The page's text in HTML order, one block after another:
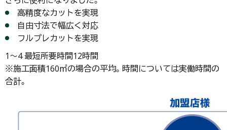
高精度なカットを実現
自由寸法で幅広く対応
フルプレカットを実現
1〜4 最短所要時間12時間
※施工面積160㎡の場合の平均。時間については実働時間の
合計。